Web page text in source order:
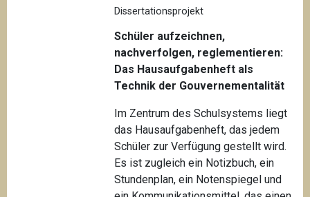
Dissertationsprojekt
Schüler aufzeichnen,
nachverfolgen, reglementieren:
Das Hausaufgabenheft als
Technik der Gouvernementalität
Im Zentrum des Schulsystems liegt
das Hausaufgabenheft, das jedem
Schüler zur Verfügung gestellt wird.
Es ist zugleich ein Notizbuch, ein
Stundenplan, ein Notenspiegel und